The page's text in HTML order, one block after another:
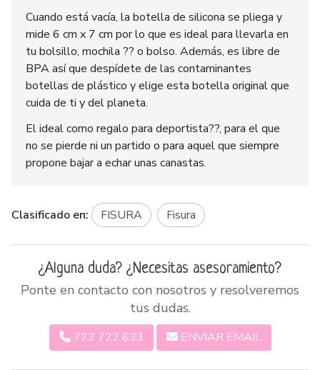
Cuando está vacía, la botella de silicona se pliega y
mide 6 cm x 7 cm por lo que es ideal para llevarla en
tu bolsillo, mochila ?? o bolso. Además, es libre de
BPA así que despídete de las contaminantes
botellas de plástico y elige esta botella original que
cuida de ti y del planeta.
El ideal como regalo para deportista??, para el que
no se pierde ni un partido o para aquel que siempre
propone bajar a echar unas canastas.
Clasificado en: FISURA Fisura
¿Alguna duda? ¿Necesitas asesoramiento?
Ponte en contacto con nosotros y resolveremos
tus dudas.
722 722 633 ENVIAR EMAIL